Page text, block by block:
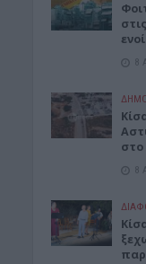
8
στο
8